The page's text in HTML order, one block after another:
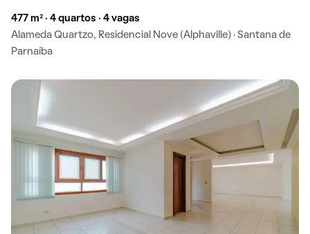
477 m² · 4 quartos · 4 vagas
Alameda Quartzo, Residencial Nove (Alphaville) · Santana de
Parnaíba